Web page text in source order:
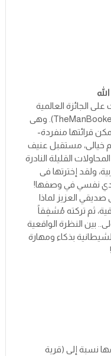
2016، ثم حصلت على الجائزة العالمية
للرواية العربية (في النسخة العالمية TheManBooker). وهى
قرائتها منفردة-
خيالى، مستقبل عنيف
القليلة النادرة
ولقد إخترتها فى
نفسي في وصفها!
العزيز لماذا
ثم تركته مُشفِقاً
بين النظرة الواقعية
بذكاء ومهارة
2010، يأتي إسمها نسبة إلى (قرية